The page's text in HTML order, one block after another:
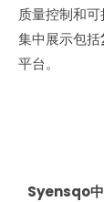
质量控制和可
集中展示包括
平台。
Syensqo中